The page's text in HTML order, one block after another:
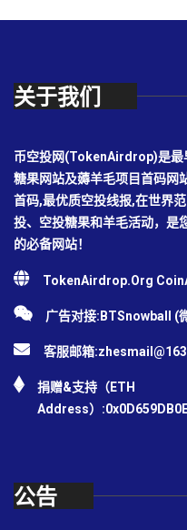
关于我们
币空投网(TokenAirdrop)是最
糖果网站及薅羊毛项目首码网
首码,最优质空投线报,在世界
投、空投糖果和羊毛活动，是
的必备网站！
TokenAirdrop.Org
广告对接:BTSnowball (
客服邮箱:
捐赠&支持（ETH
Address）
公告